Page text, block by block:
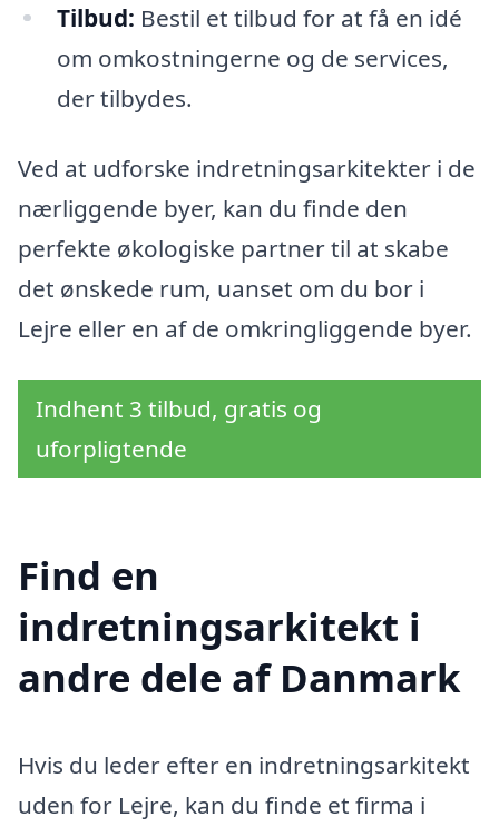
Tilbud: Bestil et tilbud for at få en idé
om omkostningerne og de services,
der tilbydes.
Ved at udforske indretningsarkitekter i de
nærliggende byer, kan du finde den
perfekte økologiske partner til at skabe
det ønskede rum, uanset om du bor i
Lejre eller en af de omkringliggende byer.
Indhent 3 tilbud, gratis og
uforpligtende
Find en
indretningsarkitekt i
andre dele af Danmark
Hvis du leder efter en indretningsarkitekt
uden for Lejre, kan du finde et firma i